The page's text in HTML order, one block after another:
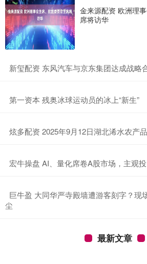
金来源配资 欧洲理
席将访华
新玺配资 东风汽车与京东集团达成战略
​第一资本 残奥冰球运动员的冰上“新生”
炫多配资 2025年9月12日湖北浠水农产
宏牛操盘 AI、量化席卷A股市场，主观
巨牛盈 大同华严寺殿墙遭游客刻字？
尘
最新文章